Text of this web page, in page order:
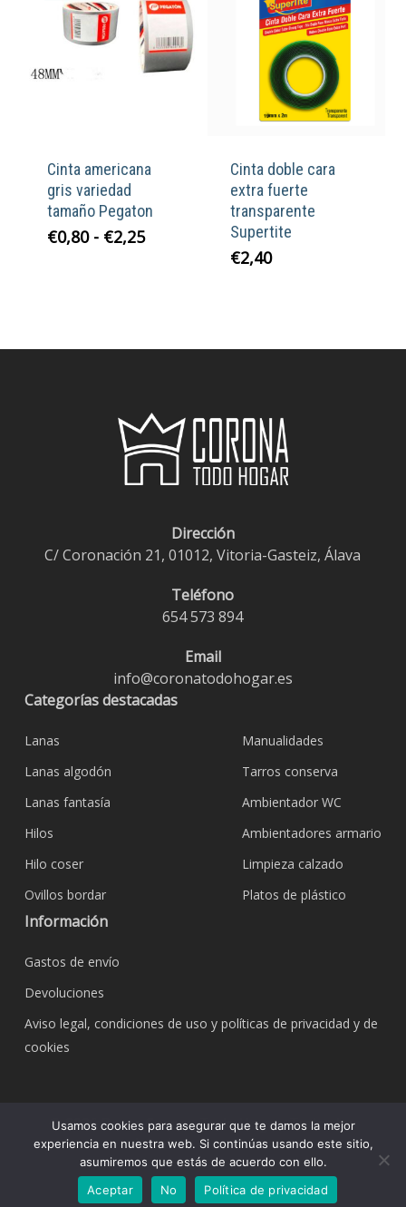
Cinta americana
gris variedad
tamaño Pegaton
€0,80 - €2,25Rango
€2,25
Cinta doble cara
extra fuerte
transparente
Supertite
€2,40
Dirección
C/ Coronación 21, 01012, Vitoria-Gasteiz, Álava
Teléfono
654 573 894
Email
info@coronatodohogar.es
Categorías destacadas
Lanas
Lanas algodón
Lanas fantasía
Hilos
Hilo coser
Ovillos bordar
Manualidades
Tarros conserva
Ambientador WC
Ambientadores armario
Limpieza calzado
Platos de plástico
Información
Gastos de envío
Devoluciones
Aviso legal, condiciones de uso y políticas de privacidad y de
cookies
© 2026 Bazar Corona Todo Hogar. Todos los
derechos reservados.
Usamos cookies para asegurar que te damos la mejor
experiencia en nuestra web. Si continúas usando este sitio,
asumiremos que estás de acuerdo con ello.
Aceptar
No Política de privacidad